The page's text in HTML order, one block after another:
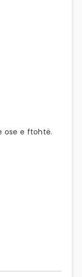
ose e ftohtë.